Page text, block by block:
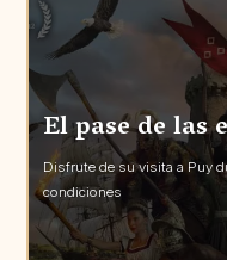
El pase de las
Disfrute de su visita a Puy
condiciones